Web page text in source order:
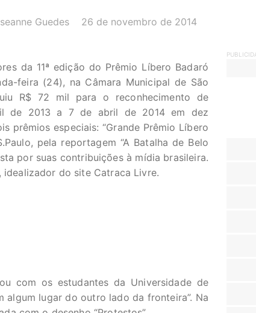
Guedes DATA:
26 de novembro de 2014
da 11ª edição do Prêmio Líbero Badaró
feira (24), na Câmara Municipal de São
R$ 72 mil para o reconhecimento de
de 2013 a 7 de abril de 2014 em dez
prêmios especiais: “Grande Prêmio Líbero
pela reportagem “A Batalha de Belo
por suas contribuições à mídia brasileira.
do site Catraca Livre.
com os estudantes da Universidade de
algum lugar do outro lado da fronteira”. Na